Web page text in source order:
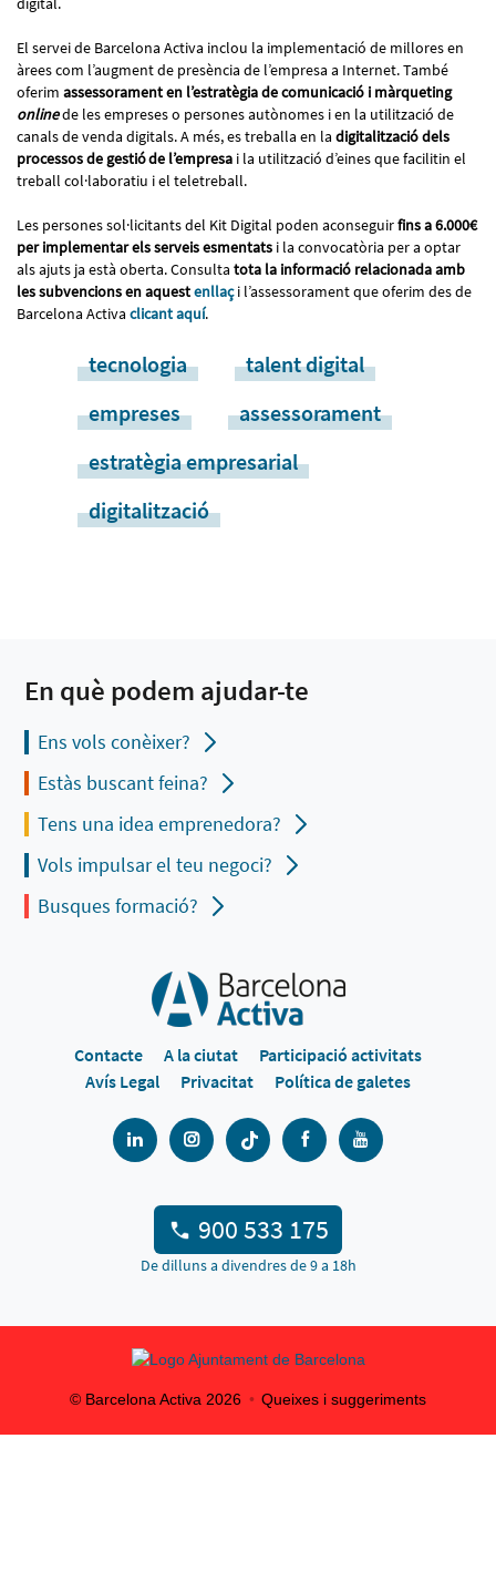
El servei de Barcelona Activa inclou la implementació de millores en
àrees com l’augment de presència de l’empresa a Internet. També
oferim assessorament en l’estratègia de comunicació i màrqueting
onlinede les empreses o persones autònomes i en la utilització de
canals de venda digitals. A més, es treballa en la digitalització dels
processos de gestió de l’empresa i la utilització d’eines que facilitin el
treball col·laboratiu i el teletreball.
Les persones sol·licitants del Kit Digital poden aconseguirfins a 6.000€
per implementar els serveis esmentats i la convocatòria per a optar
als ajuts ja està oberta. Consulta tota la informació relacionada amb
les subvencions en aquestenllaçi l’assessorament que oferim des de
Barcelona Activa clicant aquí.
tecnologia
talent digital
empreses
assessorament
estratègia empresarial
digitalització
En què podem ajudar-te
Ens vols conèixer?
Estàs buscant feina?
Tens una idea emprenedora?
Vols impulsar el teu negoci?
Busques formació?
Contacte A la ciutat
Participació activitats
Avís Legal
Privacitat Política de galetes
900 533 175
De dilluns a divendres de 9 a 18h
© Barcelona Activa 2026 Queixes i suggeriments